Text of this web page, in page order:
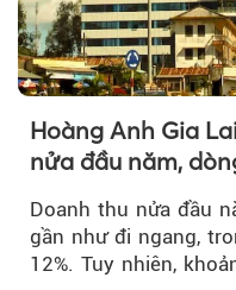
Hoàng Anh Gia
nửa đầu năm,
Doanh thu nửa đầu
gần như đi ngang,
12%. Tuy nhiên,